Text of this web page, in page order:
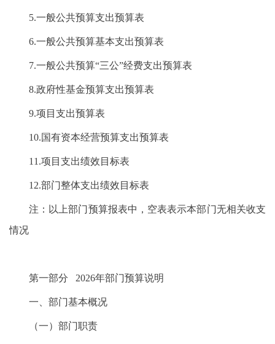
5.一般公共预算支出预算表
6.一般公共预算基本支出预算表
7.一般公共预算“三公”经费支出预算表
8.政府性基金预算支出预算表
9.项目支出预算表
10.国有资本经营预算支出预算表
11.项目支出绩效目标表
12.部门整体支出绩效目标表
注：以上部门预算报表中，空表表示本部门无相关收支
情况
第一部分 2026年部门预算说明
一、部门基本概况
（一）部门职责